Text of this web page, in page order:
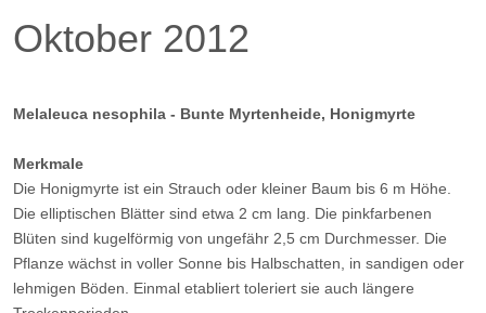
Oktober 2012
Melaleuca nesophila - Bunte Myrtenheide, Honigmyrte
Merkmale
Die Honigmyrte ist ein Strauch oder kleiner Baum bis 6 m Höhe.
Die elliptischen Blätter sind etwa 2 cm lang. Die pinkfarbenen
Blüten sind kugelförmig von ungefähr 2,5 cm Durchmesser. Die
Pflanze wächst in voller Sonne bis Halbschatten, in sandigen oder
lehmigen Böden. Einmal etabliert toleriert sie auch längere